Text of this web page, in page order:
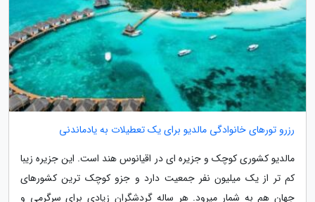
رزرو تورهای خانوادگی مالدیو برای یک تعطیلات به یادماندنی
مالدیو کشوری کوچک و جزیره ای در اقیانوس هند است. این جزیره زیبا
کم تر از یک میلیون نفر جمعیت دارد و جزو کوچک ترین کشورهای
جهان هم به شمار میرود. هر ساله گردشگران زیادی برای سرگرمی و